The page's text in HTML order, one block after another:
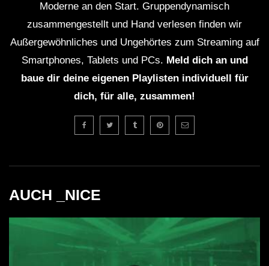
Moderne an den Start. Gruppendynamisch
zusammengestellt und Hand verlesen finden wir
Außergewöhnliches und Ungehörtes zum Streaming auf
Smartphones, Tablets und PCs. Meld dich an und
baue dir deine eigenen Playlisten individuell für
dich, für alle, zusammen!
AUCH _NICE